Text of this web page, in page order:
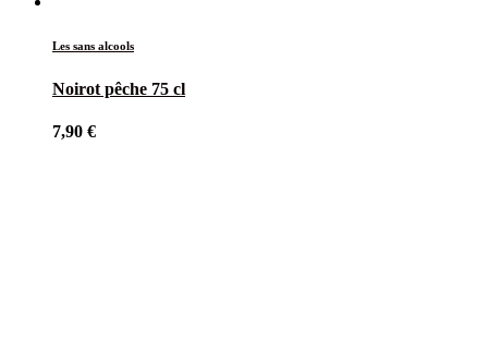
Les sans alcools
Noirot pêche 75 cl
7,90 €